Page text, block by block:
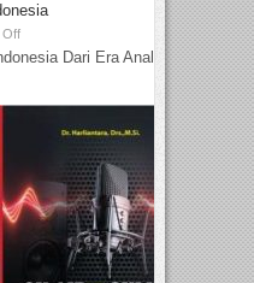
Off
Dari Era Analog